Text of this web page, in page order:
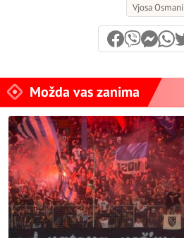
Vjosa Osmani
Možda vas zanima